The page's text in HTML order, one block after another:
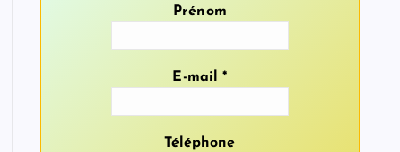
Prénom
E-mail*
Téléphone